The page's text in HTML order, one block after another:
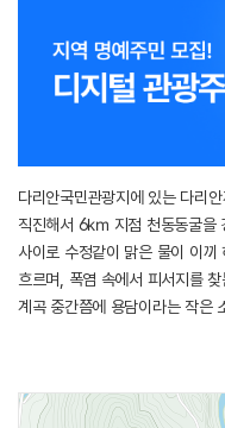
다리안국민관광지에 있는 다리
직진해서 6㎞ 지점 천동동굴을
사이로 수정같이 맑은 물이 이
흐르며, 폭염 속에서 피서지를
계곡 중간쯤에 용담이라는 작은
소백산관광목장 등이 산재해 있
탈출도 하는 일석이조의 효과를